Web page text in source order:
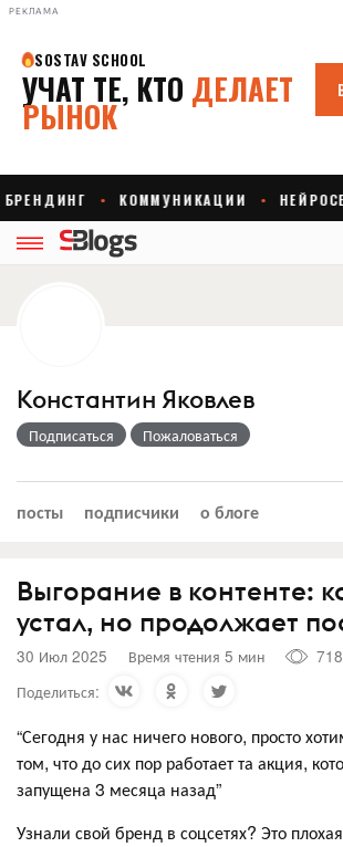
РЕКЛАМА
Константин Яковлев
Подписаться Пожаловаться
посты подписчики о блоге
Выгорание в контенте:
устал, но продолжает
30 Июл 2025 Время чтения 5 мин
718
Поделиться:
“Сегодня у нас ничего нового, просто
том, что до сих пор работает та акция,
запущена 3 месяца назад”
Узнали свой бренд в соцсетях? Это